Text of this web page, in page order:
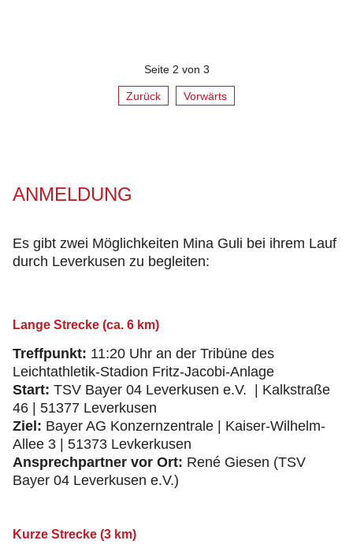
Seite 2 von 3
Zurück Vorwärts
ANMELDUNG
Es gibt zwei Möglichkeiten Mina Guli bei ihrem Lauf
durch Leverkusen zu begleiten:
Lange Strecke (ca. 6 km)
Treffpunkt: 11:20 Uhr an der Tribüne des
Leichtathletik-Stadion Fritz-Jacobi-Anlage
Start: TSV Bayer 04 Leverkusen e.V. | Kalkstraße
46 | 51377 Leverkusen
Ziel: Bayer AG Konzernzentrale | Kaiser-Wilhelm-
Allee 3 | 51373 Levkerkusen
Ansprechpartner vor Ort: René Giesen (TSV
Bayer 04 Leverkusen e.V.)
Kurze Strecke (3 km)